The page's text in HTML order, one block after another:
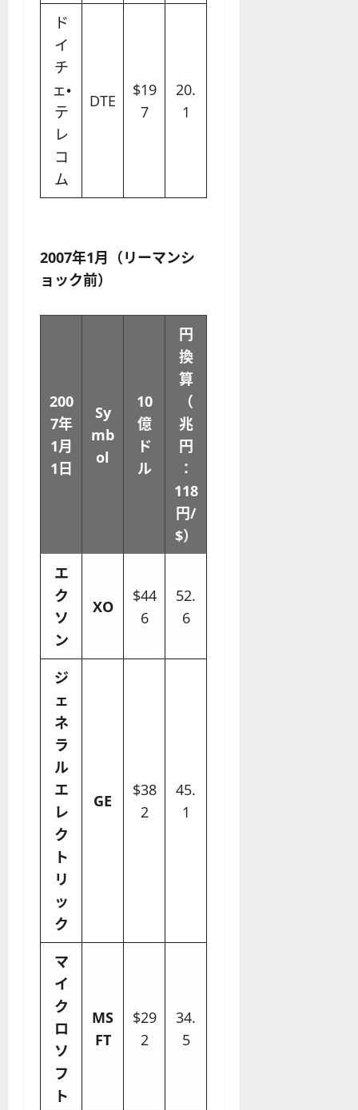
ド
イ
チ
ェ・
テ
レ
コ
ム
DTE
$19
7
20.
1
2007年1月（リーマンシ
ョック前）
200
7年
1月
1日
Sy
mb
ol
10
億
ド
ル
円
換
算
（
兆
円
：
118
円/
$）
エ
ク
ソ
ン
XO
$44
6
52.
6
ジ
ェ
ネ
ラ
ル
エ
レ
ク
ト
リ
ッ
ク
GE
$38
2
45.
1
マ
イ
ク
ロ
ソ
フ
ト
MS
FT
$29
2
34.
5